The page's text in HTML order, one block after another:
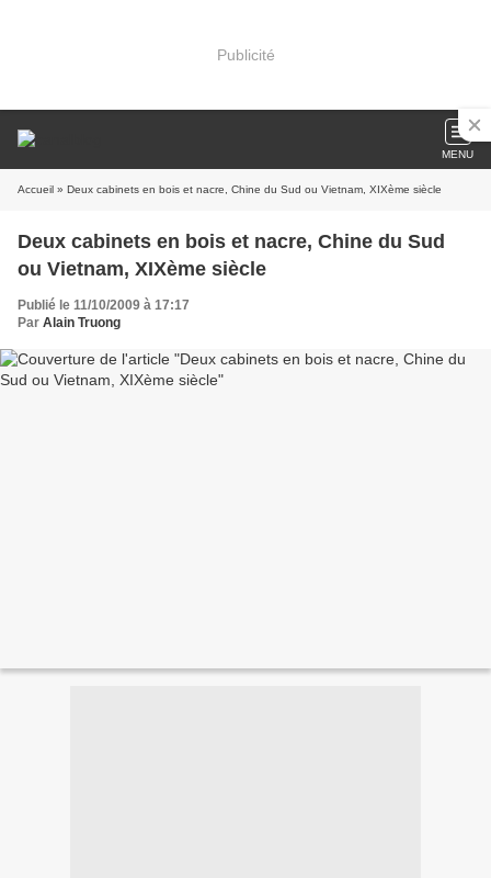
Publicité
MENU
Accueil » Deux cabinets en bois et nacre, Chine du Sud ou Vietnam, XIXème siècle
Deux cabinets en bois et nacre, Chine du Sud
ou Vietnam, XIXème siècle
Publié le 11/10/2009 à 17:17
Par Alain Truong